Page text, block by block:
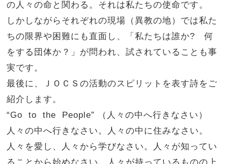
の人々の命と関わる。それは私たちの使命です。
しかしながらそれぞれの現場（異教の地）では私た
ちの限界や困難にも直面し、「私たちは誰か? 何
をする団体か？」が問われ、試されていることも事
実です。
最後に、ＪＯＣＳの活動のスピリットを表す詩をご
紹介します。
“Go to the People” （人々の中へ行きなさい）
人々の中へ行きなさい。人々の中に住みなさい。
人々を愛し、人々から学びなさい。人々が知ってい
ることから始めなさい。人々が持っているものの上